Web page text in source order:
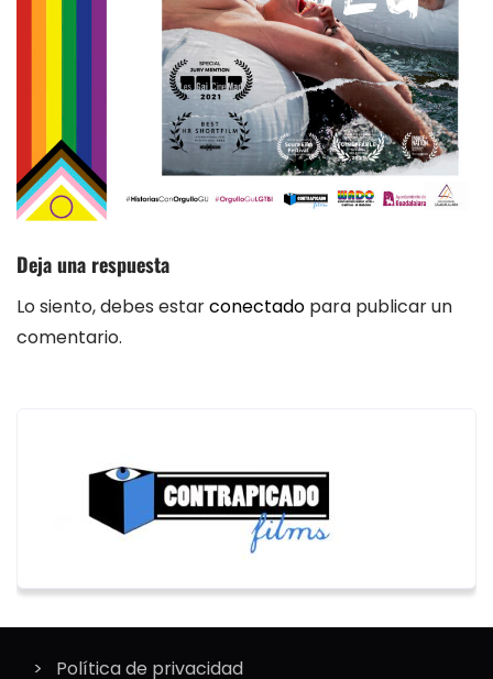
Deja una respuesta
Lo siento, debes estarconectado para publicar un
comentario.
Política de privacidad